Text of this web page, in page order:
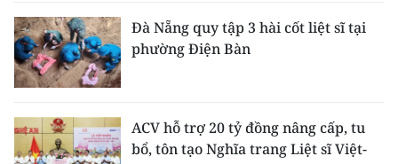
Đà Nẵng quy tập 3 hài cốt liệt sĩ tại
phường Điện Bàn
ACV hỗ trợ 20 tỷ đồng nâng cấp, tu
bổ, tôn tạo Nghĩa trang Liệt sĩ Việt-